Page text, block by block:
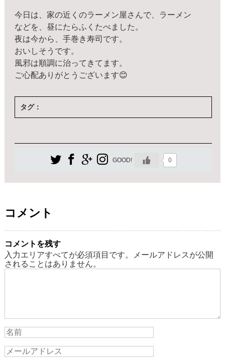
今日は、家の近くのラーメン屋さんで、ラーメン
などを、昼にたらふくたべました。
夜は今から、手巻き寿司です。
おいしそうです。
風邪は順調に治ってきてます。
ご心配ありがとうございます😊
タグ：
GOOD! 0
コメント
コメントを残す
入力エリアすべてが必須項目です。メールアドレスが公開
されることはありません。